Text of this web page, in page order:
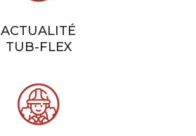
ACTUALITÉ
TUB-FLEX